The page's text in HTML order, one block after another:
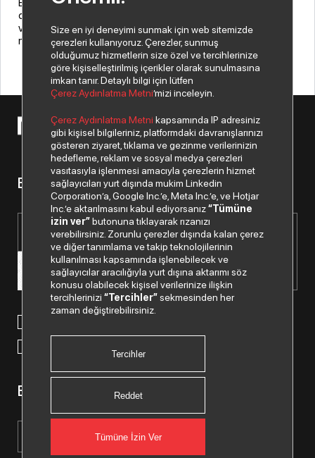
Bunun gibi pek çok sebepten ötürü SBS ile yapmış
olduğumuz iş birliğinin gücümüze güç kattığını düşünüyoruz
ve Türkiye pazarına satışını yapan distribütör olmaktan
mutluluk duyuyoruz.”
© 2026 Copyright Netex A.Ş. Tüm hakları saklıdır.
Bizden haberiniz olsun.
Paylaştığım kişisel verilerimin işlenmesi hususunda
tarafıma SMS gönderilmesine izni veriyorum.
Bizi Takip Edin.
Size en iyi deneyimi sunmak için web sitemizde
çerezleri kullanıyoruz. Çerezler, sunmuş
olduğumuz hizmetlerin size özel ve tercihlerinize
göre kişiselleştirilmiş içerikler olarak sunulmasına
imkan tanır. Detaylı bilgi için lütfen
Çerez Aydınlatma Metni’mizi inceleyin.
Çerez Aydınlatma Metni kapsamında IP adresiniz
gibi kişisel bilgileriniz, platformdaki davranışlarınızı
gösteren ziyaret, tıklama ve gezinme verilerinizin
hedefleme, reklam ve sosyal medya çerezleri
vasıtasıyla işlenmesi amacıyla çerezlerin hizmet
sağlayıcıları yurt dışında mukim Linkedin
Corporation’a, Google Inc.’e, Meta Inc.’e, ve Hotjar
Inc.’e aktarılmasını kabul ediyorsanız“Tümüne
izin ver”butonuna tıklayarak rızanızı
verebilirsiniz. Zorunlu çerezler dışında kalan çerez
ve diğer tanımlama ve takip teknolojilerinin
kullanılması kapsamında işlenebilecek ve
sağlayıcılar aracılığıyla yurt dışına aktarımı söz
konusu olabilecek kişisel verilerinize ilişkin
tercihlerinizi“Tercihler”sekmesinden her
zaman değiştirebilirsiniz.
Tercihler
Reddet
Tümüne İzin Ver